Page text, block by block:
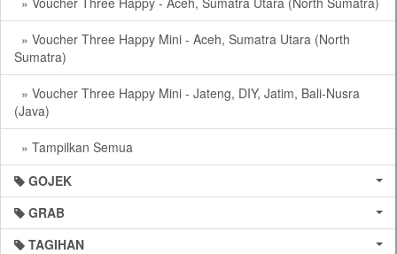
» Voucher Three Happy Mini - Aceh, Sumatra Utara (North
Sumatra)
» Voucher Three Happy Mini - Jateng, DIY, Jatim, Bali-Nusra
(Java)
» Tampilkan Semua
GOJEK
GRAB
TAGIHAN